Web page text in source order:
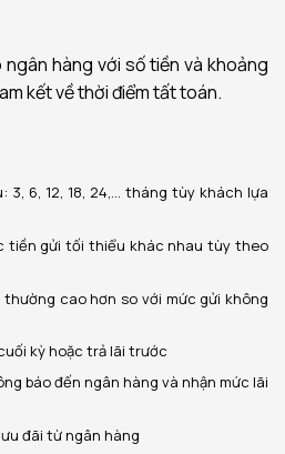
hàng với số tiền và khoảng
kết về thời điểm tất toán.
3, 6, 12, 18, 24,… tháng tùy khách lựa
tiền gửi tối thiểu khác nhau tùy theo
cao hơn so với mức gửi không
kỳ hoặc trả lãi trước
báo đến ngân hàng và nhận mức lãi
đãi từ ngân hàng